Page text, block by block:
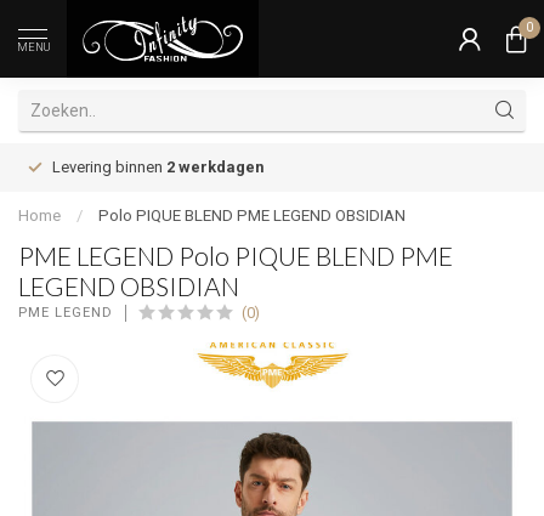
MENU
0
Levering binnen 2 werkdagen
Home / Polo PIQUE BLEND PME LEGEND OBSIDIAN
PME LEGEND Polo PIQUE BLEND PME
LEGEND OBSIDIAN
PME LEGEND (0)